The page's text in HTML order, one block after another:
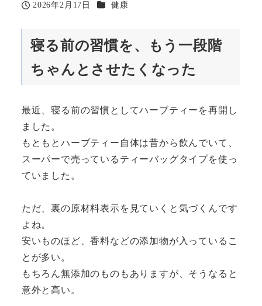
投稿日
2026年2月17日 カテゴリー
健康
寝る前の習慣を、もう一段階
ちゃんとさせたくなった
最近、寝る前の習慣としてハーブティーを再開し
ました。
もともとハーブティー自体は昔から飲んでいて、
スーパーで売っているティーバッグタイプを使っ
ていました。
ただ、裏の原材料表示を見ていくと気づくんです
よね。
安いものほど、香料などの添加物が入っているこ
とが多い。
もちろん無添加のものもありますが、そうなると
意外と高い。